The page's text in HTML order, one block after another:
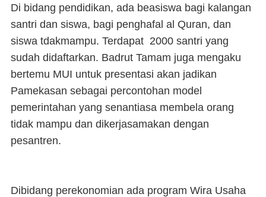
Di bidang pendidikan, ada beasiswa bagi kalangan
santri dan siswa, bagi penghafal al Quran, dan
siswa tdakmampu. Terdapat 2000 santri yang
sudah didaftarkan. Badrut Tamam juga mengaku
bertemu MUI untuk presentasi akan jadikan
Pamekasan sebagai percontohan model
pemerintahan yang senantiasa membela orang
tidak mampu dan dikerjasamakan dengan
pesantren.
Dibidang perekonomian ada program Wira Usaha